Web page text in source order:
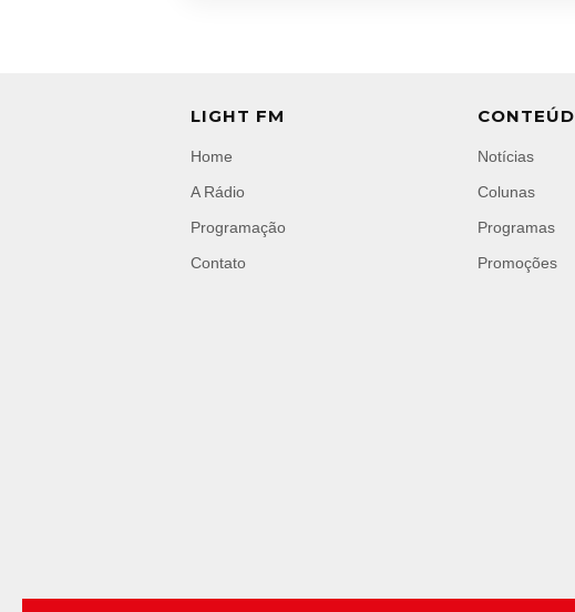
LIGHT FM
Home
A Rádio
Programação
Contato
Notícias
Colunas
Programas
Promoções